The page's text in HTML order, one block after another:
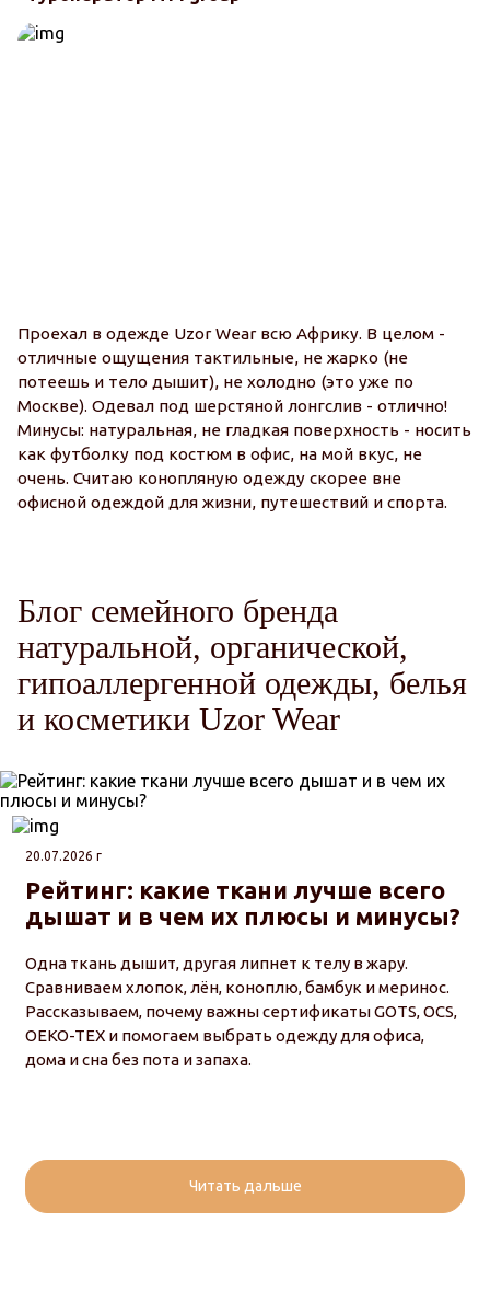
Проехал в одежде Uzor Wear всю Африку. В целом -
отличные ощущения тактильные, не жарко (не
потеешь и тело дышит), не холодно (это уже по
Москве). Одевал под шерстяной лонгслив - отлично!
Минусы: натуральная, не гладкая поверхность - носить
как футболку под костюм в офис, на мой вкус, не
очень. Считаю конопляную одежду скорее вне
офисной одеждой для жизни, путешествий и спорта.
Блог семейного бренда
натуральной, органической,
гипоаллергенной одежды, белья
и косметики Uzor Wear
20.07.2026 г
Рейтинг: какие ткани лучше всего
дышат и в чем их плюсы и минусы?
Одна ткань дышит, другая липнет к телу в жару.
Сравниваем хлопок, лён, коноплю, бамбук и меринос.
Рассказываем, почему важны сертификаты GOTS, OCS,
OEKO-TEX и помогаем выбрать одежду для офиса,
дома и сна без пота и запаха.
Читать дальше